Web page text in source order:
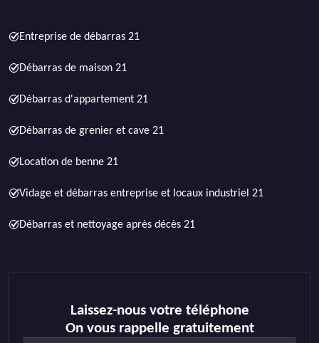
Entreprise de débarras 21
Débarras de maison 21
Débarras d'appartement 21
Débarras de grenier et cave 21
Location de benne 21
Vidage et débarras entreprise et locaux industriel 21
Débarras et nettoyage après décès 21
Laissez-nous votre téléphone
On vous rappelle gratuitement